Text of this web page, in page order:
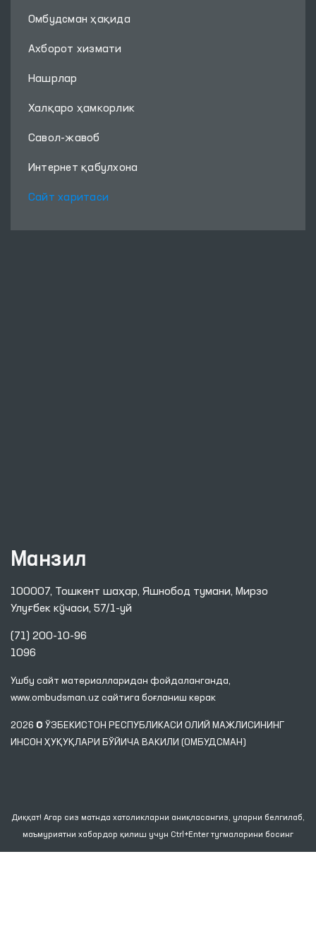
Омбудсман ҳақида
Ахборот хизмати
Нашрлар
Халқаро ҳамкорлик
Савол-жавоб
Интернет қабулхона
Сайт харитаси
Манзил
100007, Тошкент шаҳар, Яшнобод тумани, Мирзо
Улуғбек кўчаси, 57/1-уй
(71) 200-10-96
1096
Ушбу сайт материалларидан фойдаланганда,
www.ombudsman.uz сайтига боғланиш керак
2026 © ЎЗБЕКИСТОН РЕСПУБЛИКАСИ ОЛИЙ МАЖЛИСИНИНГ
ИНСОН ҲУҚУҚЛАРИ БЎЙИЧА ВАКИЛИ (ОМБУДСМАН)
Диққат! Агар сиз матнда хатоликларни аниқласангиз, уларни белгилаб,
маъмуриятни хабардор қилиш учун Ctrl+Enter тугмаларини босинг